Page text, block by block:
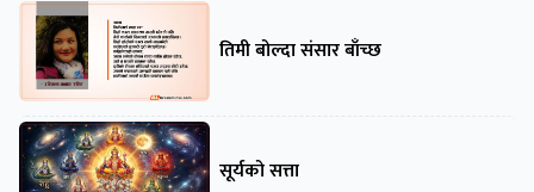
तिमी बोल्दा संसार बाँच्छ
सूर्यको सत्ता